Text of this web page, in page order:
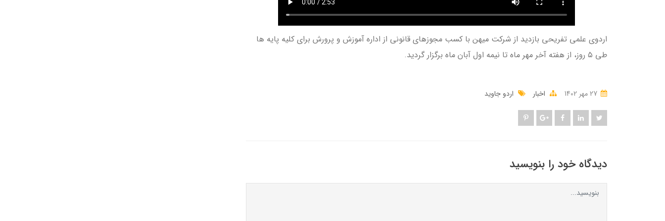
اردوی علمی تفریحی بازدید از شرکت میهن با کسب مجوز‌های قانونی از اداره آموزش و پرورش برای کلیه پایه ها
طی ۵ روز، از هفته آخر مهر ماه تا نیمه اول آبان ماه برگزار گردید.
اخبار اردو جاوید
دیدگاه خود را بنویسید